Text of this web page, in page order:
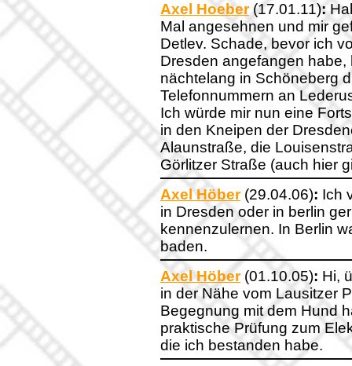
Axel Hoeber(17.01.11):
Mal angesehnen und mir
Detlev. Schade, bevor ich
Dresden angefangen
nächtelang in Schöneberg
Telefonnummern an
Ich würde mir nun eine
in den Kneipen der
Alaunstraße, die
Görlitzer Straße (auch hier
Axel Höber(29.04.06): Ich
in Dresden oder in berlin
kennenzulernen. In Berlin
baden.
Axel Höber(01.10.05): Hi,
in der Nähe vom Lausitzer
Begegnung mit dem Hund
praktische Prüfung zum
die ich bestanden habe.